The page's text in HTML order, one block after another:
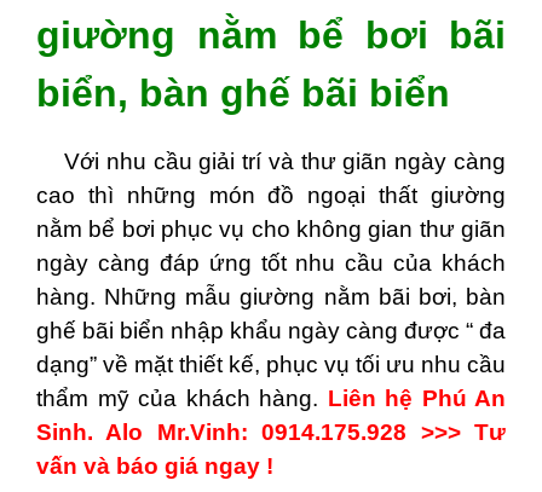
giường nằm bể bơi bãi
biển, bàn ghế bãi biển
Với nhu cầu giải trí và thư giãn ngày càng
cao thì những món đồ ngoại thất giường
nằm bể bơi phục vụ cho không gian thư giãn
ngày càng đáp ứng tốt nhu cầu của khách
hàng. Những mẫu giường nằm bãi bơi, bàn
ghế bãi biển nhập khẩu ngày càng được “ đa
dạng” về mặt thiết kế, phục vụ tối ưu nhu cầu
thẩm mỹ của khách hàng. Liên hệ Phú An
Sinh. Alo Mr.Vinh: 0914.175.928 >>> Tư
vấn và báo giá ngay !